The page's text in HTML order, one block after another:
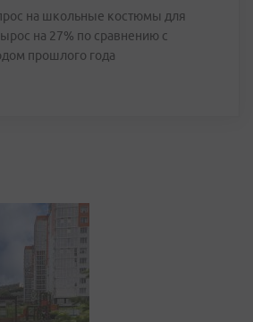
на школьные костюмы для
на 27% по сравнению с
прошлого года